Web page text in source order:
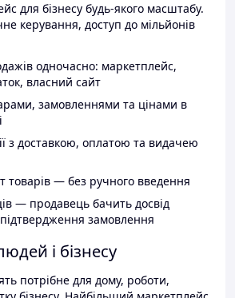
для бізнесу будь-якого масштабу.
керування, доступ до мільйонів
одночасно: маркетплейс,
власний сайт
замовленнями та цінами в
з доставкою, оплатою та видачею
товарів — без ручного введення
— продавець бачить досвід
замовлення
і бізнесу
потрібне для дому, роботи,